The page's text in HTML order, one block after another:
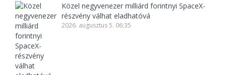
Közel negyvenezer milliárd forintnyi SpaceX-
részvény válhat eladhatóvá
2026. augusztus 5. 06:35